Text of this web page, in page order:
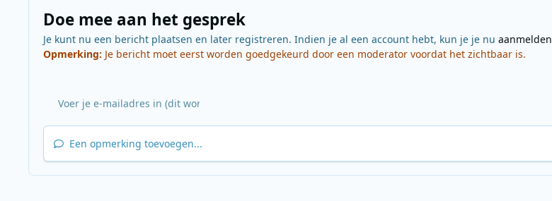
Doe mee aan het gesprek
Je kunt nu een bericht plaatsen en later registreren. Indien je al een account hebt, kun je je nu aanmelden
Opmerking: Je bericht moet eerst worden goedgekeurd door een moderator voordat het zichtbaar is.
Een opmerking toevoegen...